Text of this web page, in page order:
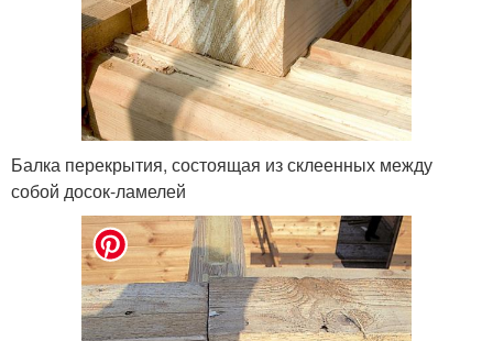
Балка перекрытия, состоящая из склеенных между
собой досок-ламелей